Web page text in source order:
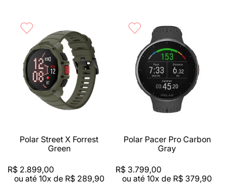
Polar Street X Forrest
Green
R$ 2.899,00
ou até 10x de R$ 289,90
Polar Pacer Pro Carbon
Gray
R$ 3.799,00
ou até 10x de R$ 379,90